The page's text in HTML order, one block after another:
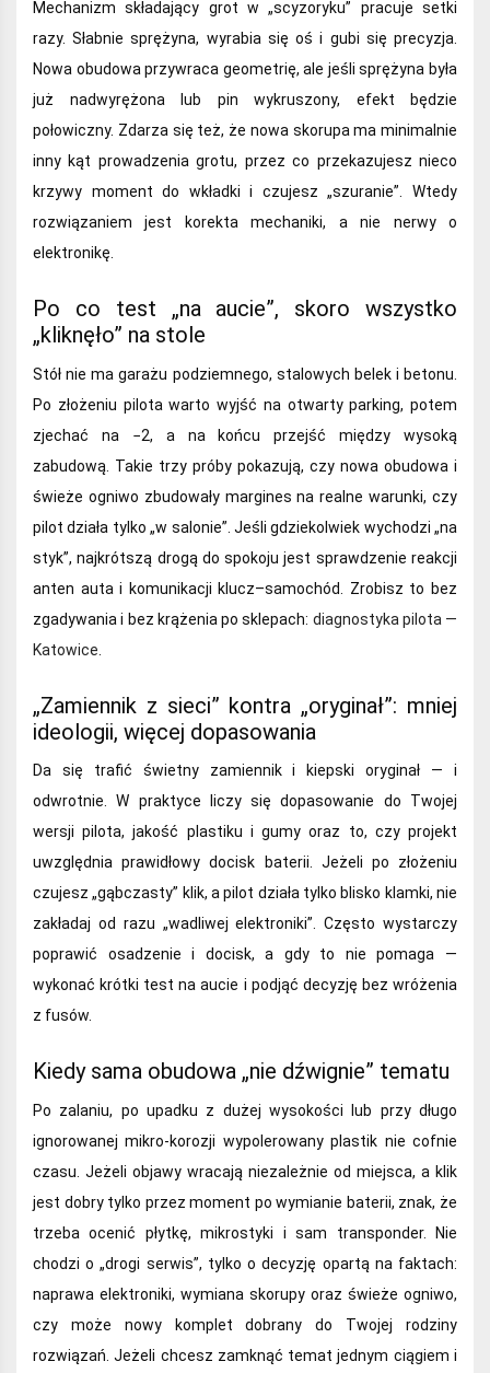
Mechanizm składający grot w „scyzoryku” pracuje setki
razy. Słabnie sprężyna, wyrabia się oś i gubi się precyzja.
Nowa obudowa przywraca geometrię, ale jeśli sprężyna była
już nadwyrężona lub pin wykruszony, efekt będzie
połowiczny. Zdarza się też, że nowa skorupa ma minimalnie
inny kąt prowadzenia grotu, przez co przekazujesz nieco
krzywy moment do wkładki i czujesz „szuranie”. Wtedy
rozwiązaniem jest korekta mechaniki, a nie nerwy o
elektronikę.
Po co test „na aucie”, skoro wszystko
„kliknęło” na stole
Stół nie ma garażu podziemnego, stalowych belek i betonu.
Po złożeniu pilota warto wyjść na otwarty parking, potem
zjechać na −2, a na końcu przejść między wysoką
zabudową. Takie trzy próby pokazują, czy nowa obudowa i
świeże ogniwo zbudowały margines na realne warunki, czy
pilot działa tylko „w salonie”. Jeśli gdziekolwiek wychodzi „na
styk”, najkrótszą drogą do spokoju jest sprawdzenie reakcji
anten auta i komunikacji klucz–samochód. Zrobisz to bez
zgadywania i bez krążenia po sklepach: diagnostyka pilota —
Katowice
„Zamiennik z sieci” kontra „oryginał”: mniej
ideologii, więcej dopasowania
Da się trafić świetny zamiennik i kiepski oryginał — i
odwrotnie. W praktyce liczy się dopasowanie do Twojej
wersji pilota, jakość plastiku i gumy oraz to, czy projekt
uwzględnia prawidłowy docisk baterii. Jeżeli po złożeniu
czujesz „gąbczasty” klik, a pilot działa tylko blisko klamki, nie
zakładaj od razu „wadliwej elektroniki”. Często wystarczy
poprawić osadzenie i docisk, a gdy to nie pomaga —
wykonać krótki test na aucie i podjąć decyzję bez wróżenia
z fusów.
Kiedy sama obudowa „nie dźwignie” tematu
Po zalaniu, po upadku z dużej wysokości lub przy długo
ignorowanej mikro‑korozji wypolerowany plastik nie cofnie
czasu. Jeżeli objawy wracają niezależnie od miejsca, a klik
jest dobry tylko przez moment po wymianie baterii, znak, że
trzeba ocenić płytkę, mikrostyki i sam transponder. Nie
chodzi o „drogi serwis”, tylko o decyzję opartą na faktach:
naprawa elektroniki, wymiana skorupy oraz świeże ogniwo,
czy może nowy komplet dobrany do Twojej rodziny
rozwiązań. Jeżeli chcesz zamknąć temat jednym ciągiem i